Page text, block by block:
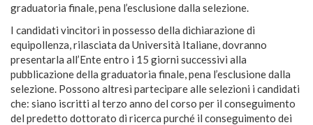
graduatoria finale, pena l’esclusione dalla selezione.
I candidati vincitori in possesso della dichiarazione di
equipollenza, rilasciata da Università Italiane, dovranno
presentarla all’Ente entro i 15 giorni successivi alla
pubblicazione della graduatoria finale, pena l’esclusione dalla
selezione. Possono altresì partecipare alle selezioni i candidati
che: siano iscritti al terzo anno del corso per il conseguimento
del predetto dottorato di ricerca purché il conseguimento dei